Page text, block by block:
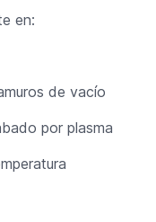
en:
de vacío
por plasma